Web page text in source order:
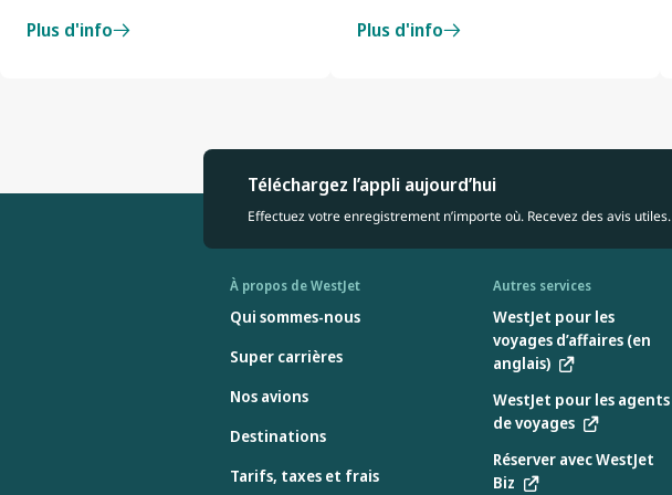
Plus d'info Plus d'info
Téléchargez l’appli aujourd’hui
Effectuez votre enregistrement n’importe où. Recevez des avis utiles.
À propos de WestJet
Qui sommes-nous
Super carrières
Nos avions
Destinations
Tarifs, taxes et frais
Autres services
WestJet pour les
voyages d’affaires (en
anglais)
WestJet pour les agents
de voyages
Réserver avec WestJet
Biz